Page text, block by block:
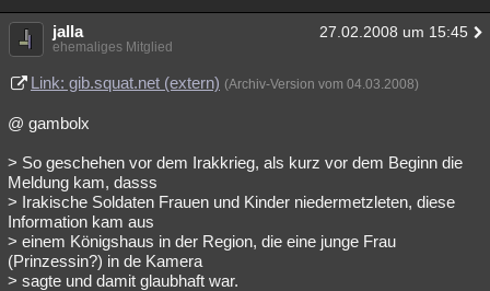
jalla 27.02.2008 um 15:45
ehemaliges Mitglied
Link: gib.squat.net (extern) (Archiv-Version vom 04.03.2008)
@ gambolx
> So geschehen vor dem Irakkrieg, als kurz vor dem Beginn die
Meldung kam, dasss
> Irakische Soldaten Frauen und Kinder niedermetzleten, diese
Information kam aus
> einem Königshaus in der Region, die eine junge Frau
(Prinzessin?) in de Kamera
> sagte und damit glaubhaft war.